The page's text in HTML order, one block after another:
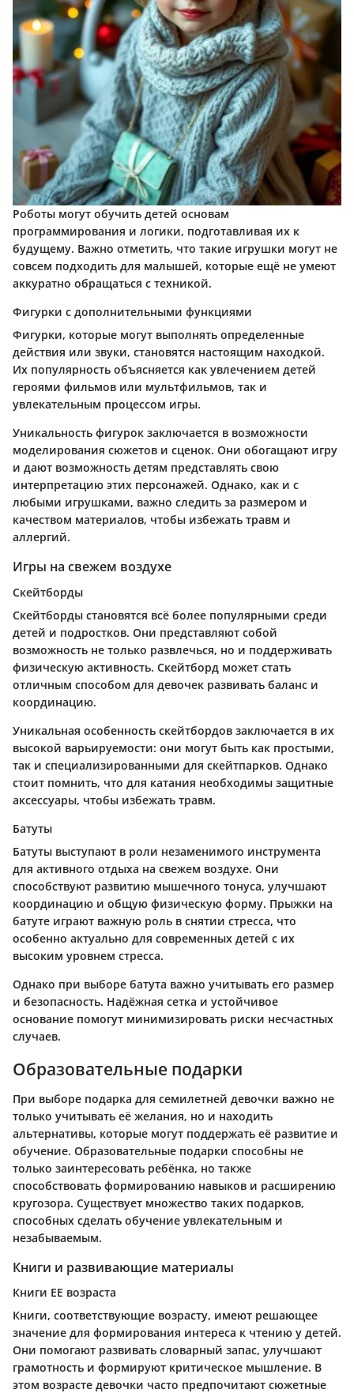
Роботы могут обучить детей основам
программирования и логики, подготавливая их к
будущему. Важно отметить, что такие игрушки могут не
совсем подходить для малышей, которые ещё не умеют
аккуратно обращаться с техникой.
Фигурки с дополнительными функциями
Фигурки, которые могут выполнять определенные
действия или звуки, становятся настоящим находкой.
Их популярность объясняется как увлечением детей
героями фильмов или мультфильмов, так и
увлекательным процессом игры.
Уникальность фигурок заключается в возможности
моделирования сюжетов и сценок. Они обогащают игру
и дают возможность детям представлять свою
интерпретацию этих персонажей. Однако, как и с
любыми игрушками, важно следить за размером и
качеством материалов, чтобы избежать травм и
аллергий.
Игры на свежем воздухе
Скейтборды
Скейтборды становятся всё более популярными среди
детей и подростков. Они представляют собой
возможность не только развлечься, но и поддерживать
физическую активность. Скейтборд может стать
отличным способом для девочек развивать баланс и
координацию.
Уникальная особенность скейтбордов заключается в их
высокой варьируемости: они могут быть как простыми,
так и специализированными для скейтпарков. Однако
стоит помнить, что для катания необходимы защитные
аксессуары, чтобы избежать травм.
Батуты
Батуты выступают в роли незаменимого инструмента
для активного отдыха на свежем воздухе. Они
способствуют развитию мышечного тонуса, улучшают
координацию и общую физическую форму. Прыжки на
батуте играют важную роль в снятии стресса, что
особенно актуально для современных детей с их
высоким уровнем стресса.
Однако при выборе батута важно учитывать его размер
и безопасность. Надёжная сетка и устойчивое
основание помогут минимизировать риски несчастных
случаев.
Образовательные подарки
При выборе подарка для семилетней девочки важно не
только учитывать её желания, но и находить
альтернативы, которые могут поддержать её развитие и
обучение. Образовательные подарки способны не
только заинтересовать ребёнка, но также
способствовать формированию навыков и расширению
кругозора. Существует множество таких подарков,
способных сделать обучение увлекательным и
незабываемым.
Книги и развивающие материалы
Книги ЕЕ возраста
Книги, соответствующие возрасту, имеют решающее
значение для формирования интереса к чтению у детей.
Они помогают развивать словарный запас, улучшают
грамотность и формируют критическое мышление. В
этом возрасте девочки часто предпочитают сюжетные